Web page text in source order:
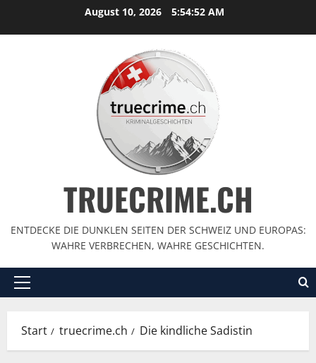
August 10, 2026 5:54:54 AM
TRUECRIME.CH
ENTDECKE DIE DUNKLEN SEITEN DER SCHWEIZ UND EUROPAS:
WAHRE VERBRECHEN, WAHRE GESCHICHTEN.
Start truecrime.ch Die kindliche Sadistin